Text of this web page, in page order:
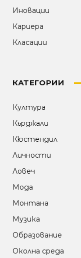
Иновации
Кариера
Класации
КАТЕГОРИИ
Култура
Кърджали
Кюстендил
Личности
Ловеч
Мода
Монтана
Музика
Образование
Околна среда